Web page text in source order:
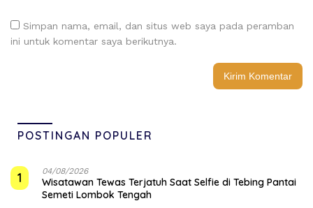
Simpan nama, email, dan situs web saya pada peramban
ini untuk komentar saya berikutnya.
POSTINGAN POPULER
1 04/08/2026
Wisatawan Tewas Terjatuh Saat Selfie di Tebing Pantai
Semeti Lombok Tengah